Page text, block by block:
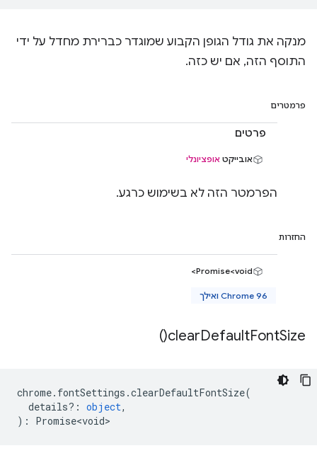
מנקה את גודל הגופן הקבוע שמוגדר כברירת מחדל על ידי
התוסף הזה, אם יש כזה.
פרמטרים
פרטים
אובייקט אופציונלי
הפרמטר הזה לא בשימוש כרגע.
החזרות
Promise<void>
Chrome 96 ואילך
clearDefaultFontSize(
)
chrome. fontSettings .clearDefaultFontSize(
details? : object,
) : Promise<void>